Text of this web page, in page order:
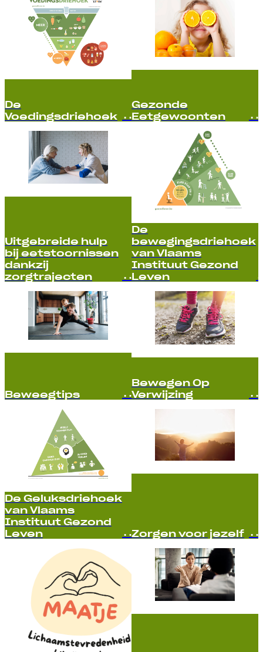
De
Voedingsdriehoek
Gezonde
Eetgewoonten
Uitgebreide hulp
bij eetstoornissen
dankzij
zorgtrajecten
De
bewegingsdriehoek
van Vlaams
Instituut Gezond
Leven
Beweegtips
Bewegen Op
Verwijzing
De Geluksdriehoek
van Vlaams
Instituut Gezond
Leven Zorgen voor jezelf